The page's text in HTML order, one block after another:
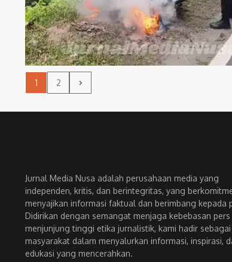
1 2
Jurnal Media Nusa adalah perusahaan media yang
independen, kritis, dan berintegritas, yang
menyajikan informasi faktual dan berimbang kepada
Didirikan dengan semangat menjaga kebebasan pers
menjunjung tinggi etika jurnalistik, kami hadir
masyarakat dalam menyalurkan informasi, inspirasi,
edukasi yang mencerahkan.